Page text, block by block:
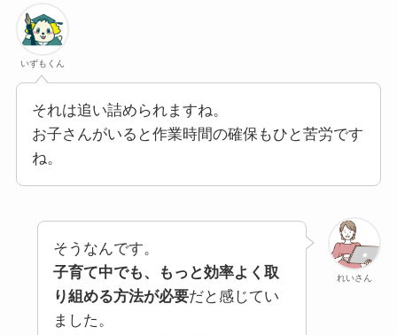
いずもくん
それは追い詰められますね。
お子さんがいると作業時間の確保もひと苦労です
ね。
れいさん
そうなんです。
子育て中でも、もっと効率よく取
り組める方法が必要だと感じてい
ました。